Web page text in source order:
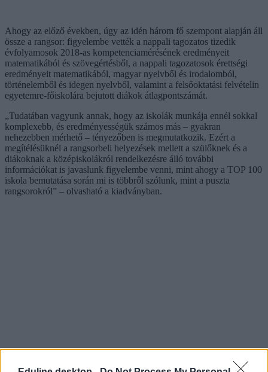
Ahogy az előző években, úgy az idén három fő szempont alapján áll
össze a rangsor: figyelembe vették a nappali tagozatos tizedik
évfolyamosok 2018-as kompetenciamérésének eredményeit
matematikából és szövegértésből, a nappali tagozatosok érettségi
eredményeit matematikából, magyar nyelvből és irodalomból,
történelemből és idegen nyelvből, valamint a felsőoktatási felvételin
egyetemre-főiskolára bejutott diákok átlagpontszámát.
„Tudatában vagyunk annak, hogy az iskolák munkája ennél sokkal
komplexebb, és eredményességük számos más – gyakran
nehezebben mérhető – tényezőben is megmutatkozik. Ezért a
megítélésüknél a rangsorbeli helyezések mellett a szülőknek és a
diákoknak a középiskolákról rendelkezésre álló további
információkat is javaslunk figyelembe venni, mint ahogy a TOP 100
iskola bemutatása során mi is többről szólunk, mint a puszta
rangsorokról” – olvasható a kiadványban.